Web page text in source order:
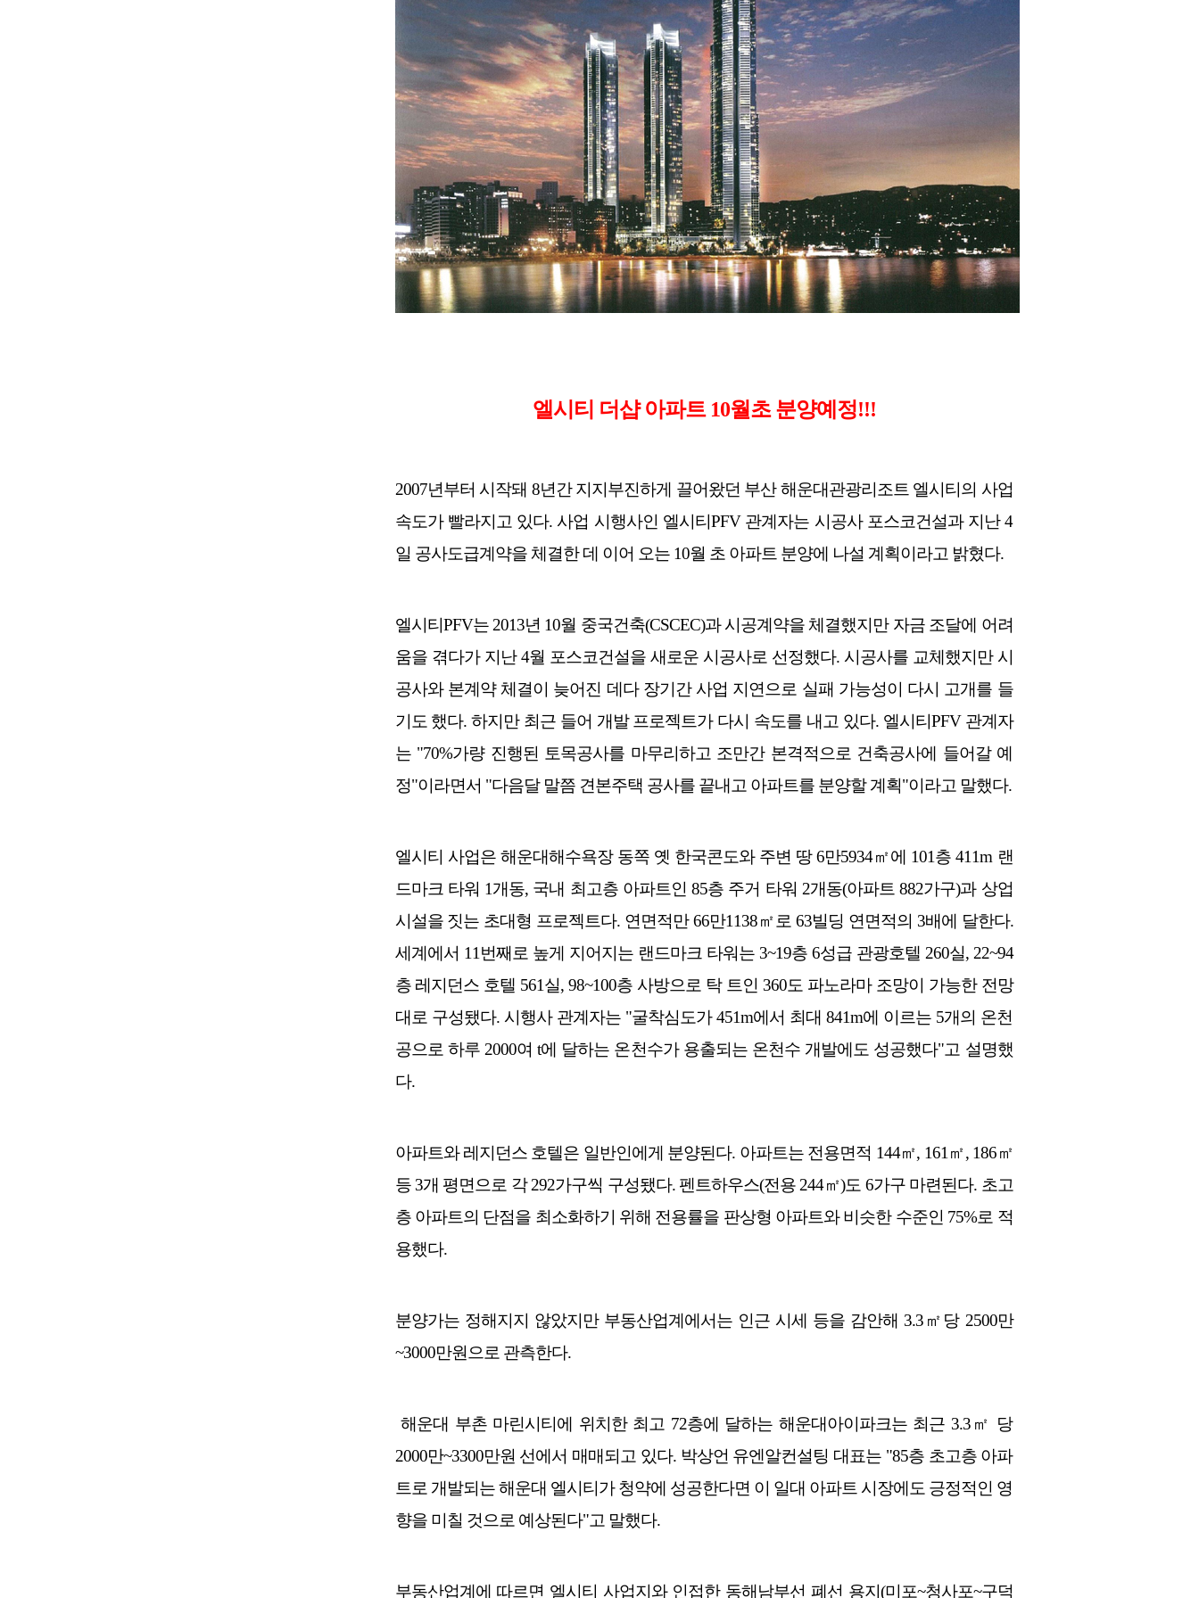
엘시티 더샵 아파트 10월초 분양예정!!!
2007년부터 시작돼 8년간 지지부진하게 끌어왔던 부산 해운대관광리조트 엘시티의 사업
속도가 빨라지고 있다. 사업 시행사인 엘시티PFV 관계자는 시공사 포스코건설과 지난 4
일 공사도급계약을 체결한 데 이어 오는 10월 초 아파트 분양에 나설 계획이라고 밝혔다.
엘시티PFV는 2013년 10월 중국건축(CSCEC)과 시공계약을 체결했지만 자금 조달에 어려
움을 겪다가 지난 4월 포스코건설을 새로운 시공사로 선정했다. 시공사를 교체했지만 시
공사와 본계약 체결이 늦어진 데다 장기간 사업 지연으로 실패 가능성이 다시 고개를 들
기도 했다. 하지만 최근 들어 개발 프로젝트가 다시 속도를 내고 있다. 엘시티PFV 관계자
는 "70%가량 진행된 토목공사를 마무리하고 조만간 본격적으로 건축공사에 들어갈 예
정"이라면서 "다음달 말쯤 견본주택 공사를 끝내고 아파트를 분양할 계획"이라고 말했다.
엘시티 사업은 해운대해수욕장 동쪽 옛 한국콘도와 주변 땅 6만5934㎡에 101층 411m 랜
드마크 타워 1개동, 국내 최고층 아파트인 85층 주거 타워 2개동(아파트 882가구)과 상업
시설을 짓는 초대형 프로젝트다. 연면적만 66만1138㎡로 63빌딩 연면적의 3배에 달한다.
세계에서 11번째로 높게 지어지는 랜드마크 타워는 3~19층 6성급 관광호텔 260실, 22~94
층 레지던스 호텔 561실, 98~100층 사방으로 탁 트인 360도 파노라마 조망이 가능한 전망
대로 구성됐다. 시행사 관계자는 "굴착심도가 451m에서 최대 841m에 이르는 5개의 온천
공으로 하루 2000여 t에 달하는 온천수가 용출되는 온천수 개발에도 성공했다"고 설명했
다.
아파트와 레지던스 호텔은 일반인에게 분양된다. 아파트는 전용면적 144㎡, 161㎡, 186㎡
등 3개 평면으로 각 292가구씩 구성됐다. 펜트하우스(전용 244㎡)도 6가구 마련된다. 초고
층 아파트의 단점을 최소화하기 위해 전용률을 판상형 아파트와 비슷한 수준인 75%로 적
용했다.
분양가는 정해지지 않았지만 부동산업계에서는 인근 시세 등을 감안해 3.3㎡당 2500만
~3000만원으로 관측한다.
해운대 부촌 마린시티에 위치한 최고 72층에 달하는 해운대아이파크는 최근 3.3㎡ 당
2000만~3300만원 선에서 매매되고 있다. 박상언 유엔알컨설팅 대표는 "85층 초고층 아파
트로 개발되는 해운대 엘시티가 청약에 성공한다면 이 일대 아파트 시장에도 긍정적인 영
향을 미칠 것으로 예상된다"고 말했다.
부동산업계에 따르면 엘시티 사업지와 인접한 동해남부선 폐선 용지(미포~청사포~구덕